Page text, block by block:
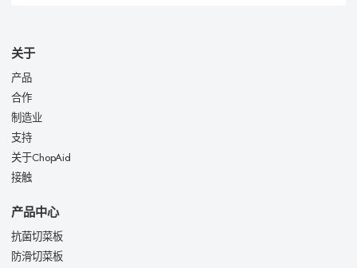
关于
产品
合作
制造业
支持
关于ChopAid
接触
产品中心
抗菌切菜板
防滑切菜板